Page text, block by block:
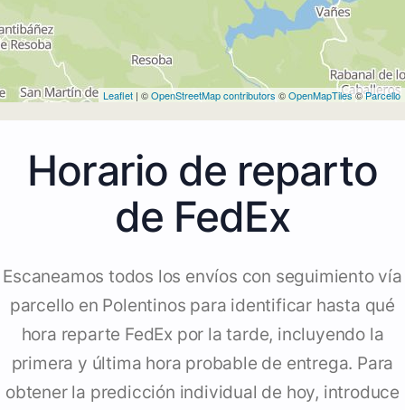
Leaflet | ©OpenStreetMap contributors©OpenMapTiles©Parcello
Horario de reparto
de FedEx
Escaneamos todos los envíos con seguimiento vía
parcello en Polentinos para identificar hasta qué
hora reparte FedEx por la tarde, incluyendo la
primera y última hora probable de entrega. Para
obtener la predicción individual de hoy, introduce